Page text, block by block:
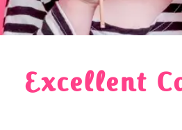
Excellent